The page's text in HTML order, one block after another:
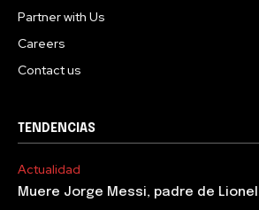
Partner with Us
Careers
Contact us
TENDENCIAS
Actualidad
Muere Jorge Messi, padre de